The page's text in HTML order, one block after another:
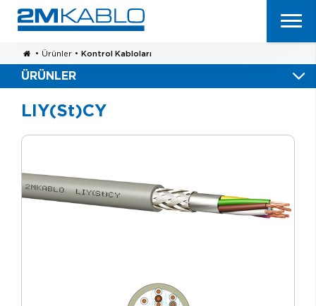
• Ürünler • Kontrol Kabloları
ÜRÜNLER
LIY(St)CY